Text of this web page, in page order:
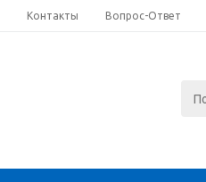
Контакты Вопрос-Ответ